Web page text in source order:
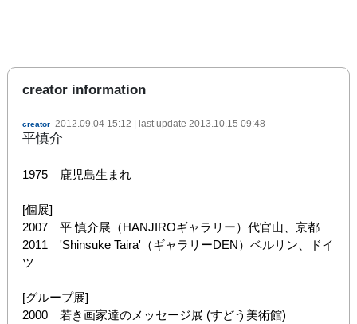
creator information
creator 2012.09.04 15:12 | last update 2013.10.15 09:48
平慎介
1975　鹿児島生まれ
[個展]
2007　平 慎介展（HANJIROギャラリー）代官山、京都
2011　'Shinsuke Taira'（ギャラリーDEN）ベルリン、ドイ
ツ
[グループ展]
2000　若き画家達のメッセージ展 (すどう美術館)